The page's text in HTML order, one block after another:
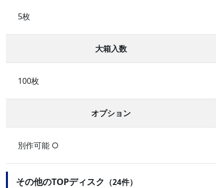
5枚
大箱入数
100枚
オプション
別作可能 ○
その他のTOPディスク （24件）